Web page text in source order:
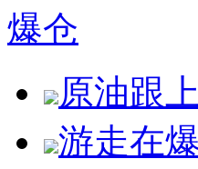
爆仓
原油跟
游走在